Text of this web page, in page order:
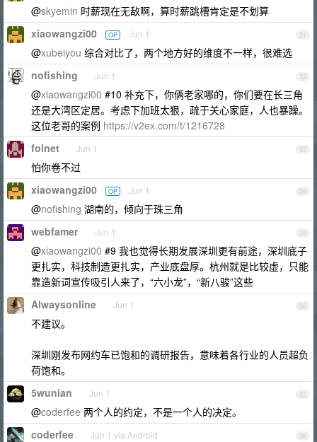
@skyemin 时薪现在无敌啊，算时薪跳槽肯定是不划算
31
xiaowangzi00 OP Jun 1
@xubeiyou 综合对比了，两个地方好的维度不一样，很难选
32
nofishing Jun 1
@xiaowangzi00 #10 补充下，你俩老家哪的，你们要在长三角
还是大湾区定居。考虑下加班太狠，疏于关心家庭，人也暴躁。
这位老哥的案例 https://v2ex.com/t/1216728
33
folnet Jun 1
怕你卷不过
34
xiaowangzi00 OP Jun 1
@nofishing 湖南的，倾向于珠三角
35
webfamer Jun 1
@xiaowangzi00 #9 我也觉得长期发展深圳更有前途，深圳底子
更扎实，科技制造更扎实，产业底盘厚。杭州就是比较虚，只能
靠造新词宣传吸引人来了，“六小龙”，“新八骏”这些
36
Alwaysonline Jun 1
不建议。
深圳刚发布网约车已饱和的调研报告，意味着各行业的人员超负
荷饱和。
37
5wunian Jun 1
@coderfee 两个人的约定，不是一个人的决定。
38
coderfee Jun 1 via Android